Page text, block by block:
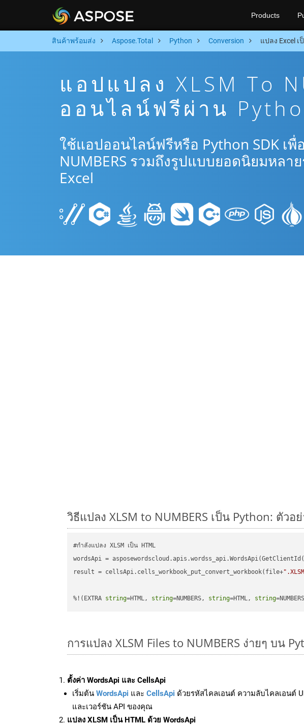
Products
สินค้าพร้อมส่ง Aspose.Total Python Conversion แปลง Excel เ
แอปแปลง XLSM To
ออนไลน์ฟรีผ่าน
ใช้แอปออนไลน์ฟรีหรือ Python SDK เพื่
NUMBERS รวมถึงรูปแบบยอดนิยมหล
Excel
วิธีแปลง XLSM to NUMBERS เป็น Python: ตัว
#กำลังแปลง XLSM เป็น HTML
wordsApi =
result = cellsApi.cells_workbook_put_convert_workbook(file+
%!(EXTRA string=HTML, string=NUMBERS, string=HTML, string
การแปลง XLSM Files to NUMBERS ง่ายๆ บน
ตั้งค่า WordsApi และ CellsApi
เริ่มต้น WordsApi และ CellsApi ด้วยรหัสไคลเอนต์ ความลับไคลเอนต์
และเวอร์ชัน API ของคุณ
แปลง XLSM เป็น HTML ด้วย WordsApi